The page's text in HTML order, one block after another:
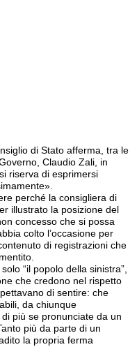
di Stato afferma, tra le
Claudio Zali, in
riserva di esprimersi
perché la consigliera di
illustrato la posizione del
concesso che si possa
colto l’occasione per
di registrazioni che
“il popolo della sinistra”,
che credono nel rispetto
di sentire: che
da chiunque
più se pronunciate da un
più da parte di un
la propria ferma